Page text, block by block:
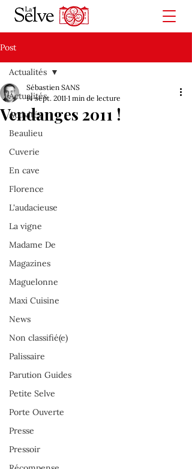
Post
Actualités
Activités
Beaulieu
Cuverie
En cave
Florence
L'audacieuse
La vigne
Madame De
Magazines
Maguelonne
Maxi Cuisine
News
Non classifié(e)
Palissaire
Parution Guides
Petite Selve
Porte Ouverte
Presse
Pressoir
Actualités
Vendanges 2011 !
Sébastien SANS
14 sept. 2011 1 min de lecture